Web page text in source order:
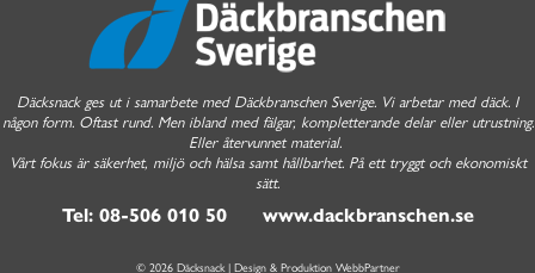
Däcksnack ges ut i samarbete med Däckbranschen Sverige. Vi arbetar med däck. I
någon form. Oftast rund. Men ibland med fälgar, kompletterande delar eller utrustning.
Eller återvunnet material.
Vårt fokus är säkerhet, miljö och hälsa samt hållbarhet. På ett tryggt och ekonomiskt
sätt.
Tel: 08-506 010 50 www.dackbranschen.se
© 2026 Däcksnack | Design & Produktion WebbPartner